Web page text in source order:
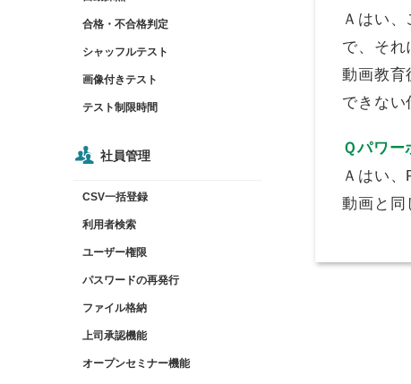
Ａ はい、
で、それ
動画教育
できない
Ｑパワー
Ａ はい、
動画と同
合格・不合格判定
シャッフルテスト
画像付きテスト
テスト制限時間
社員管理
CSV一括登録
利用者検索
ユーザー権限
パスワードの再発行
ファイル格納
上司承認機能
オープンセミナー機能